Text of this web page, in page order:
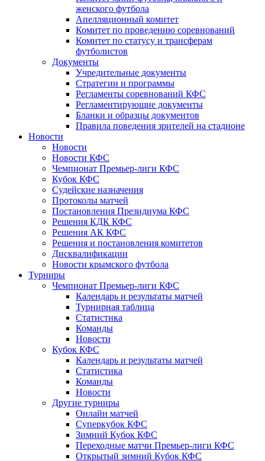
женского футбола
Апелляционный комитет
Комитет по проведению соревнований
Комитет по статусу и трансферам
футболистов
Документы
Учредительные документы
Стратегии и программы
Регламенты соревнований КФС
Регламентирующие документы
Бланки и образцы документов
Правила поведения зрителей на стадионе
Новости
Новости
Новости КФС
Чемпионат Премьер-лиги КФС
Кубок КФС
Судейские назначения
Протоколы матчей
Постановления Президиума КФС
Решения КДК КФС
Решения АК КФС
Решения и постановления комитетов
Дисквалификации
Новости крымского футбола
Турниры
Чемпионат Премьер-лиги КФС
Календарь и результаты матчей
Турнирная таблица
Статистика
Команды
Новости
Кубок КФС
Календарь и результаты матчей
Статистика
Команды
Новости
Другие турниры
Онлайн матчей
Суперкубок КФС
Зимний Кубок КФС
Переходные матчи Премьер-лиги КФС
Открытый зимний Кубок КФС